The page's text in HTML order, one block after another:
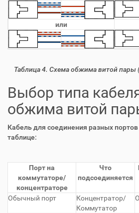
или
Таблица 4. Схема обжима витой пары
Выбор типа
обжима витой
Кабель для соединения разных
таблице:
Порт на
коммутаторе/
концентраторе
Что
подсоединяется
Обычный порт
Концентратор/
Коммутатор